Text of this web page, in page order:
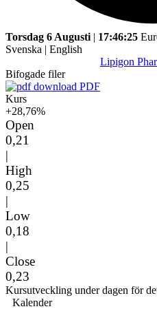
Torsdag 6 Augusti | 17:46:25
Svenska | English
Lipigon
Bifogade filer
PDF
Kurs
+28,76%
Open
0,21
|
High
0,25
|
Low
0,18
|
Close
0,23
Kursutveckling under dagen för
Kalender